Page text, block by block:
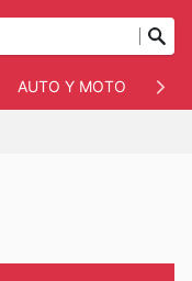
AUTO Y MOTO